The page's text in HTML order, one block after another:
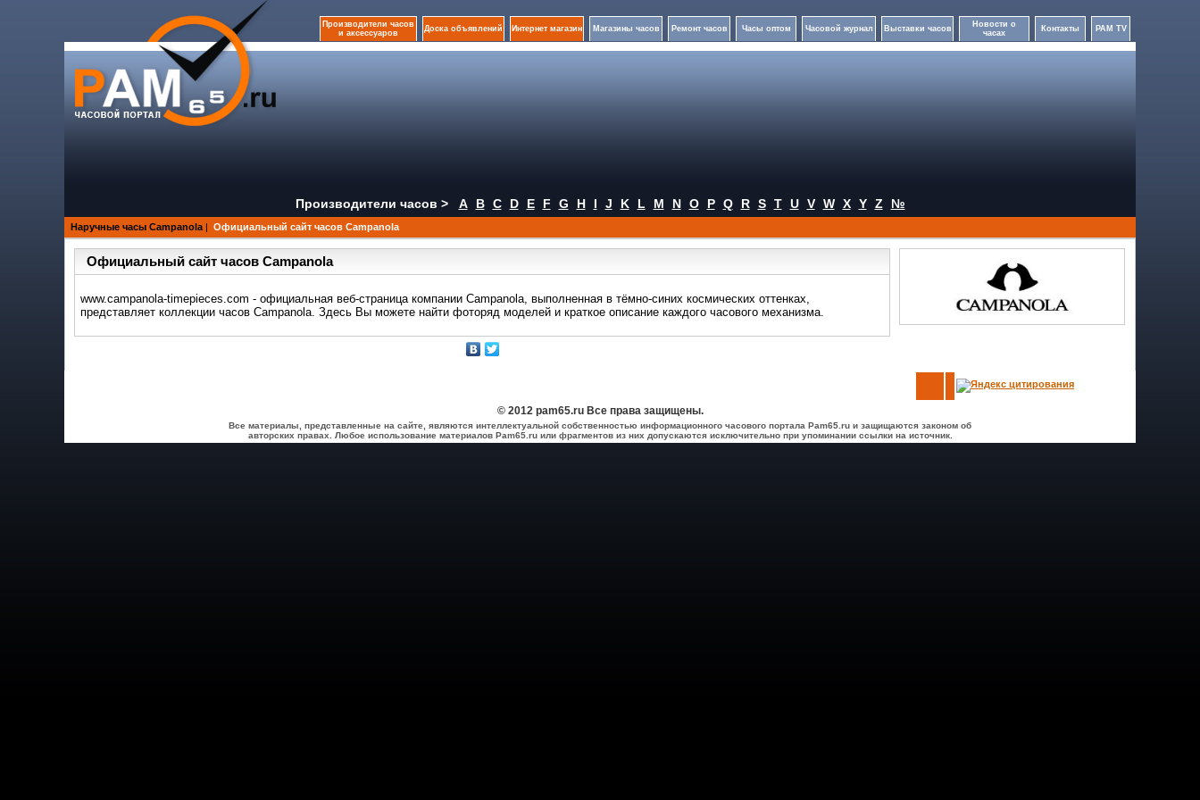
Производители часов
и аксессуаров
Доска объявлений Интернет магазин Магазины часов Ремонт часов Часы оптом Часовой журнал Выставки часов
Новости о
часах
Контакты PAM TV
Производители часов > A B C D E F G H I J K L M N O P Q R S T U V W X Y Z №
Наручные часы Campanola | Официальный сайт часов Campanola
Официальный сайт часов Campanola
www.campanola-timepieces.com - официальная веб-страница компании Campanola, выполненная в тёмно-синих космических оттенках,
представляет коллекции часов Campanola. Здесь Вы можете найти фоторяд моделей и краткое описание каждого часового механизма.
© 2012 pam65.ru Все права защищены.
Все материалы, представленные на сайте, являются интеллектуальной собственностью информационного часового портала Pam65.ru и защищаются законом об
авторских правах. Любое использование материалов Pam65.ru или фрагментов из них допускаются исключительно при упоминании ссылки на источник.